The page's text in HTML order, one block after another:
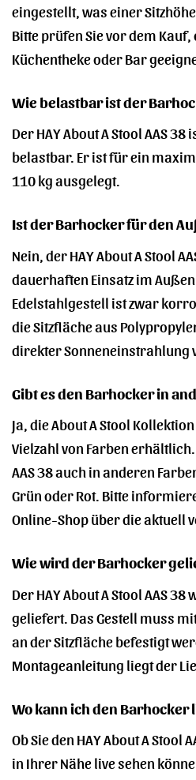
eingestellt, was einer
Bitte prüfen Sie vor dem
Küchentheke oder Bar
Wie belastbar ist der
Der HAY About A Stool AAS
belastbar. Er ist für ein
110 kg ausgelegt.
Ist der Barhocker für den
Nein, der HAY About A Stool
dauerhaften Einsatz im
Edelstahlgestell ist zwar
die Sitzfläche aus
direkter Sonneneinstrahlung
Gibt es den Barhocker in
Ja, die About A Stool
Vielzahl von Farben
AAS 38 auch in anderen
Grün oder Rot. Bitte
Online-Shop über die aktuell
Wie wird der Barhocker
Der HAY About A Stool AAS
geliefert. Das Gestell muss
an der Sitzfläche befestigt
Montageanleitung liegt der
Wo kann ich den Barhocker
Ob Sie den HAY About A Stool
in Ihrer Nähe live sehen